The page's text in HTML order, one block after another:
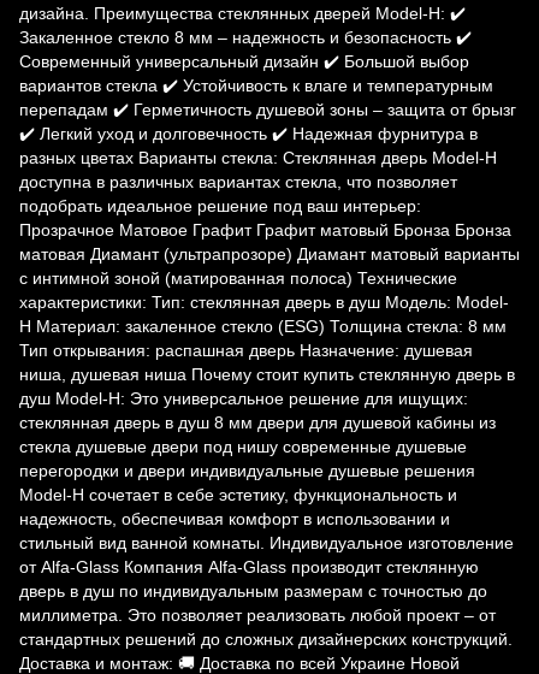
дизайна. Преимущества стеклянных дверей Model-H: ✔️
Закаленное стекло 8 мм – надежность и безопасность ✔️
Современный универсальный дизайн ✔️ Большой выбор
вариантов стекла ✔️ Устойчивость к влаге и температурным
перепадам ✔️ Герметичность душевой зоны – защита от брызг
✔️ Легкий уход и долговечность ✔️ Надежная фурнитура в
разных цветах Варианты стекла: Стеклянная дверь Model-H
доступна в различных вариантах стекла, что позволяет
подобрать идеальное решение под ваш интерьер:
Прозрачное Матовое Графит Графит матовый Бронза Бронза
матовая Диамант (ультрапрозоре) Диамант матовый варианты
с интимной зоной (матированная полоса) Технические
характеристики: Тип: стеклянная дверь в душ Модель: Model-
H Материал: закаленное стекло (ESG) Толщина стекла: 8 мм
Тип открывания: распашная дверь Назначение: душевая
ниша, душевая ниша Почему стоит купить стеклянную дверь в
душ Model-H: Это универсальное решение для ищущих:
стеклянная дверь в душ 8 мм двери для душевой кабины из
стекла душевые двери под нишу современные душевые
перегородки и двери индивидуальные душевые решения
Model-H сочетает в себе эстетику, функциональность и
надежность, обеспечивая комфорт в использовании и
стильный вид ванной комнаты. Индивидуальное изготовление
от Alfa-Glass Компания Alfa-Glass производит стеклянную
дверь в душ по индивидуальным размерам с точностью до
миллиметра. Это позволяет реализовать любой проект – от
стандартных решений до сложных дизайнерских конструкций.
Доставка и монтаж: 🚚 Доставка по всей Украине Новой